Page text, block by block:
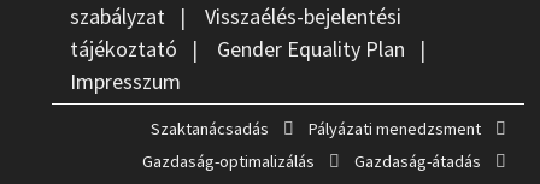
szabályzat| Visszaélés-bejelentési
tájékoztató | Gender Equality Plan |
Impresszum
Szaktanácsadás
Pályázati menedzsment
Gazdaság-optimalizálás
Gazdaság-átadás